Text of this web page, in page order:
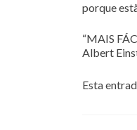
porque
“MAIS
Albert
Esta